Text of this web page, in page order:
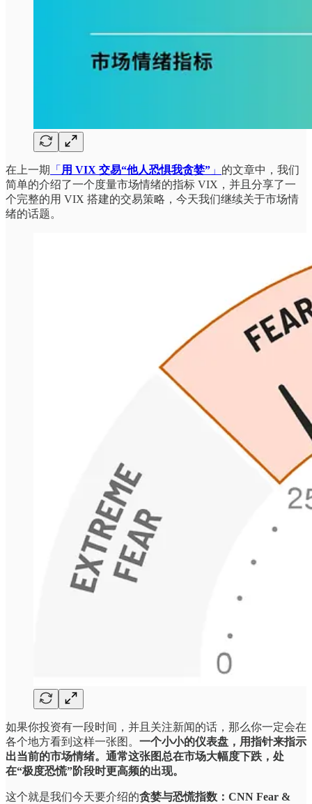
在上一期 「 用 VIX 交易“他人恐惧我贪婪” 」 的文章中，我们
简单的介绍了一个度量市场情绪的指标 VIX，并且分享了一
个完整的用 VIX 搭建的交易策略，今天我们继续关于市场情
绪的话题。
如果你投资有一段时间，并且关注新闻的话，那么你一定会在
各个地方看到这样一张图。 一个小小的仪表盘，用指针来指示
出当前的市场情绪。通常这张图总在市场大幅度下跌，处
在“极度恐慌”阶段时更高频的出现。
这个就是我们今天要介绍的贪婪与恐慌指数：CNN Fear &